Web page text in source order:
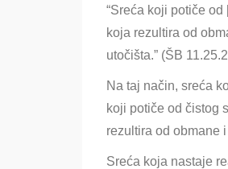
“Sreća koji potiče od
koja rezultira od
utočišta.” (ŠB
Na taj način, sreća
koji potiče od čistog
rezultira od obmane
Sreća koja nastaje